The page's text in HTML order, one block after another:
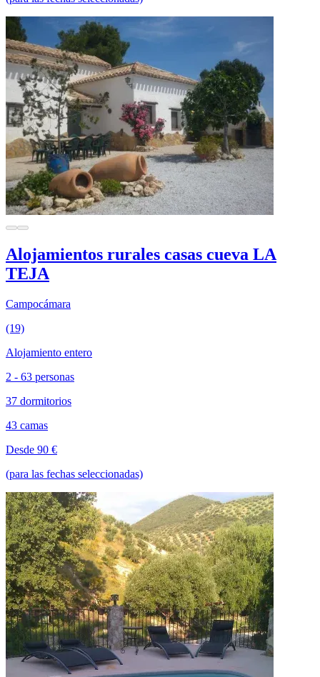
Alojamientos rurales casas cueva LA
TEJA
Campocámara
(19)
Alojamiento entero
2 - 63 personas
37 dormitorios
43 camas
Desde 90 €
(para las fechas seleccionadas)